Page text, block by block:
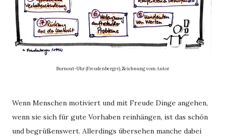
Burnout-Uhr (Freudenberger), Zeichnung vom Autor
Wenn Menschen motiviert und mit Freude Dinge angehen,
wenn sie sich für gute Vorhaben reinhängen, ist das schön
und begrüßenswert. Allerdings übersehen manche dabei